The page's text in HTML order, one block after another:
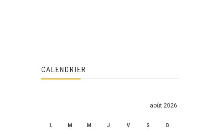
CALENDRIER
août 2026
L M M J V S D